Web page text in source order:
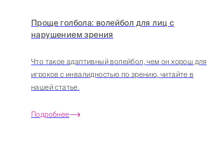
Проще голбола: волейбол для лиц с
нарушением зрения
Что такое адаптивный волейбол, чем он хорош для
игроков с инвалидностью по зрению, читайте в
нашей статье.
Подробнее